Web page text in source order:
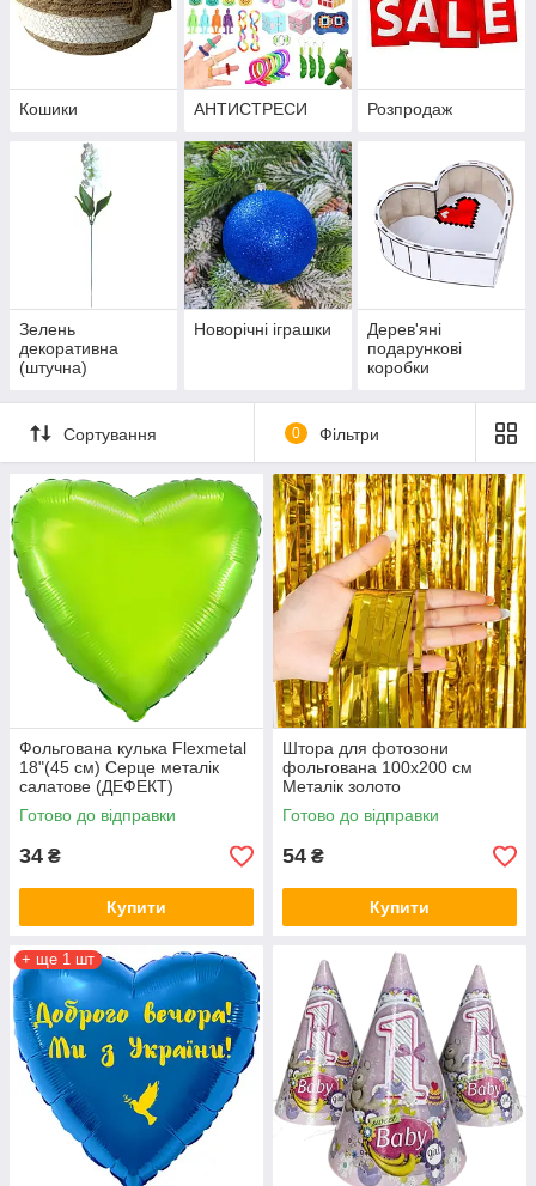
Кошики АНТИСТРЕСИ Розпродаж
Зелень
декоративна
(штучна)
Новорічні іграшки
Дерев'яні
подарункові
коробки
Сортування 0 Фільтри
Фольгована кулька Flexmetal
18"(45 см) Серце металік
салатове (ДЕФЕКТ)
Готово до відправки
34 ₴
Купити
Штора для фотозони
фольгована 100х200 см
Металік золото
Готово до відправки
54 ₴
Купити
+ ще 1 шт